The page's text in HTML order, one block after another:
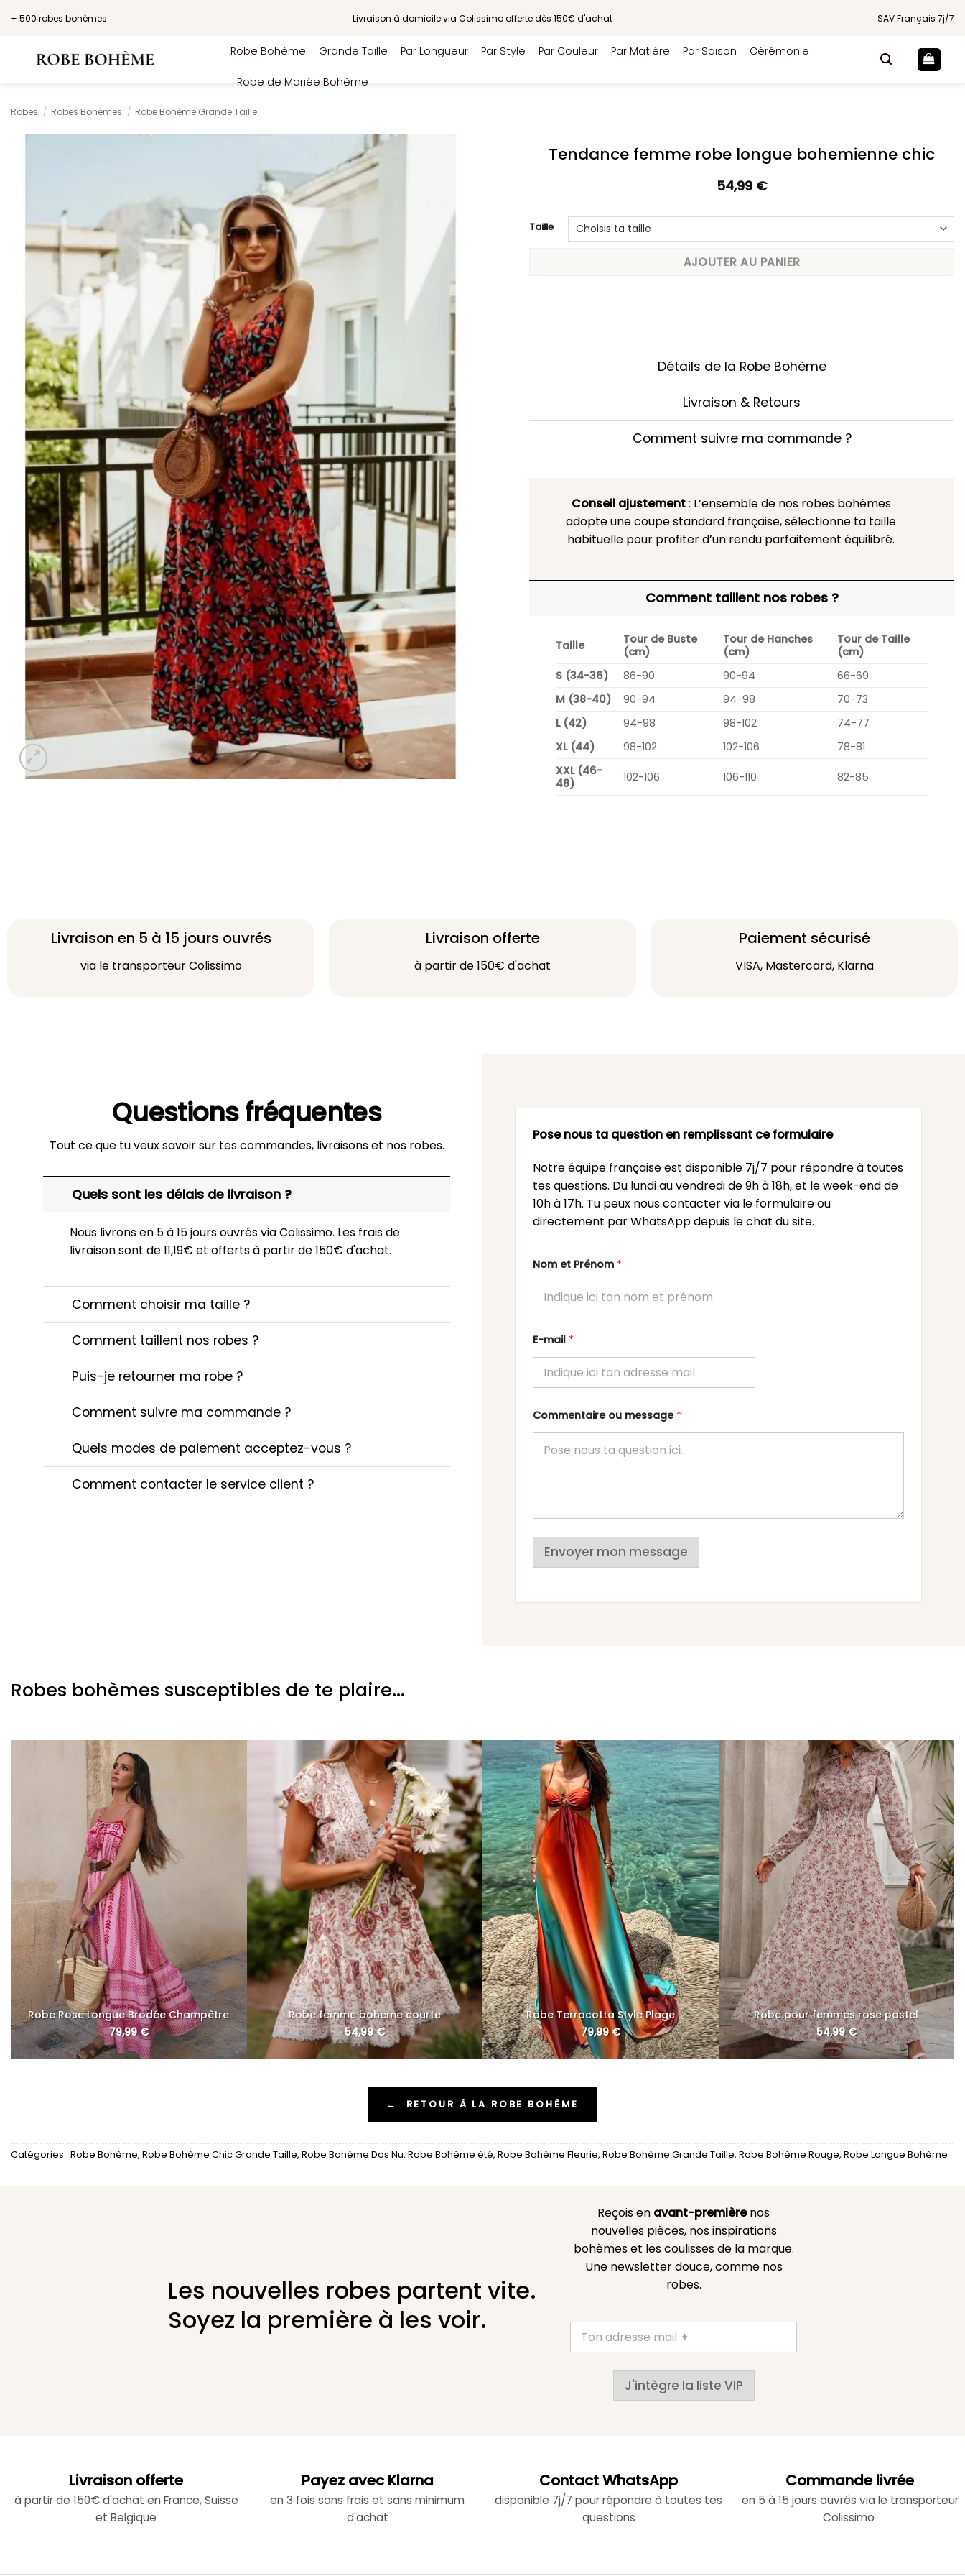
+ 500 robes bohèmes Livraison à domicile via Colissimo offerte dès 150€ d'achat SAV Français 7j/7
Robe Bohème Grande Taille Par Longueur Par Style Par Couleur Par Matière Par Saison Cérémonie
Robe de Mariée Bohème
Robes / Robes Bohèmes / Robe Bohème Grande Taille
Tendance femme robe longue bohemienne chic
54,99 €
Taille
AJOUTER AU PANIER
Détails de la Robe Bohème
Livraison & Retours
Comment suivre ma commande ?
Conseil ajustement: L’ensemble de nos robes bohèmes
adopte une coupe standard française, sélectionne ta taille
habituelle pour profiter d’un rendu parfaitement équilibré.
Comment taillent nos robes ?
Taille
Tour de Buste
(cm)
Tour de Hanches
(cm)
Tour de Taille
(cm)
S (34-36)
86-90 90-94
66-69
M (38-40)
90-94 94-98
70-73
L (42)
94-98 98-102
74-77
XL (44)
98-102 102-106
78-81
XXL (46-
48)
102-106 106-110 82-85
Livraison en 5 à 15 jours ouvrés
via le transporteur Colissimo
Livraison offerte
à partir de 150€ d'achat
Paiement sécurisé
VISA, Mastercard, Klarna
Questions fréquentes
Tout ce que tu veux savoir sur tes commandes, livraisons et nos robes.
Quels sont les délais de livraison ?
Nous livrons en 5 à 15 jours ouvrés via Colissimo. Les frais de
livraison sont de 11,19€ et offerts à partir de 150€ d'achat.
Comment choisir ma taille ?
Comment taillent nos robes ?
Puis-je retourner ma robe ?
Comment suivre ma commande ?
Quels modes de paiement acceptez-vous ?
Comment contacter le service client ?
Pose nous ta question en remplissant ce formulaire
Notre équipe française est disponible 7j/7 pour répondre à toutes
tes questions. Du lundi au vendredi de 9h à 18h, et le week-end de
10h à 17h. Tu peux nous contacter via le formulaire ou
directement par WhatsApp depuis le chat du site.
Nom et Prénom *
E-mail *
Commentaire ou message *
Envoyer mon message
Robes bohèmes susceptibles de te plaire...
Robe Rose Longue Brodée Champêtre
79,99€
Robe femme boheme courte
54,99€
Robe Terracotta Style Plage
79,99€
Robe pour femmes rose pastel
54,99€
← RETOUR À LA ROBE BOHÈME
Catégories : Robe Bohème, Robe Bohème Chic Grande Taille, Robe Bohème Dos Nu, Robe Bohème été, Robe Bohème Fleurie, Robe Bohème Grande Taille, Robe Bohème Rouge, Robe Longue Bohème
Les nouvelles robes partent vite.
Soyez la première à les voir.
Reçois en avant-premièrenos
nouvelles pièces, nos inspirations
bohèmes et les coulisses de la marque.
Une newsletter douce, comme nos
robes.
J'intègre la liste VIP
Livraison offerte
à partir de 150€ d'achat en France, Suisse
et Belgique
Payez avec Klarna
en 3 fois sans frais et sans minimum
d'achat
Contact WhatsApp
disponible 7j/7 pour répondre à toutes tes
questions
Commande livrée
en 5 à 15 jours ouvrés via le transporteur
Colissimo